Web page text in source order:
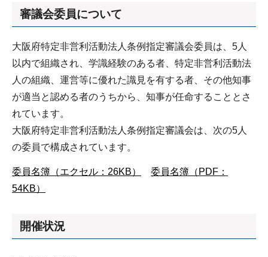
審議会委員について
大阪府特定非営利活動法人条例指定審議会委員は、5人
以内で組織され、学識経験のある者、特定非営利活動法
人の組織、運営等に優れた識見を有する者、その他知事
が適当と認める者のうちから、知事が任命することとさ
れています。
大阪府特定非営利活動法人条例指定審議会は、次の5人
の委員で構成されています。
委員名簿（エクセル：26KB）
委員名簿（PDF：
54KB）
開催状況